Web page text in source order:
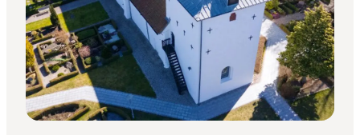
Planlæg ferien
Transport